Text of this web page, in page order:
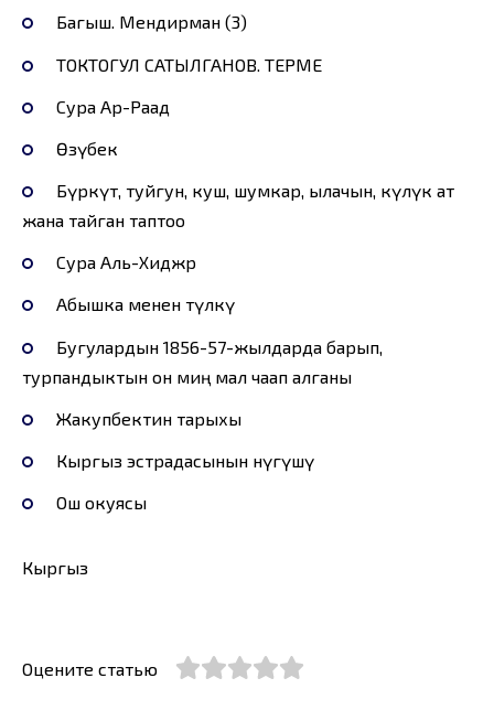
Багыш. Мендирман (3)
ТОКТОГУЛ САТЫЛГАНОВ. ТЕРМЕ
Сура Ар-Раад
Өзүбек
Бүркүт, туйгун, куш, шумкар, ылачын, күлүк ат
жана тайган таптоо
Сура Аль-Хиджр
Абышка менен түлкү
Бугулардын 1856-57-жылдарда барып,
турпандыктын он миң мал чаап алганы
Жакупбектин тарыхы
Кыргыз эстрадасынын өнүгүшү
Ош окуясы
Кыргыз
Оцените статью